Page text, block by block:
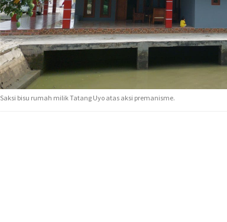
Saksi bisu rumah milik Tatang Uyo atas aksi premanisme.